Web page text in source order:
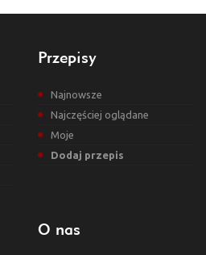
Przepisy
Najnowsze
Najczęściej oglądane
Moje
Dodaj przepis
O nas